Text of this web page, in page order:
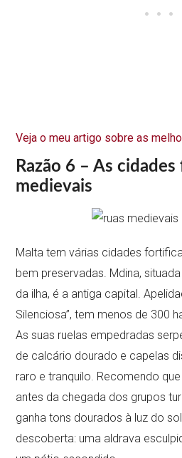
Veja o meu artigo sobre as
Razão 6 – As
medievais
Malta tem várias cidades
bem preservadas. Mdina,
da ilha, é a antiga capital.
Silenciosa”, tem menos de 300
As suas ruelas empedradas
de calcário dourado e capelas
raro e tranquilo. Recomendo
antes da chegada dos grupos
ganha tons dourados à luz do
descoberta: uma aldrava